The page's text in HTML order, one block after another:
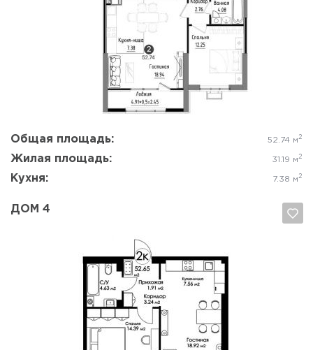
Общая площадь: 52.74 м 2
Жилая площадь: 31.19 м 2
Кухня: 7.38 м 2
Да, удалить Отмена
ДОМ 4
Да, удалить